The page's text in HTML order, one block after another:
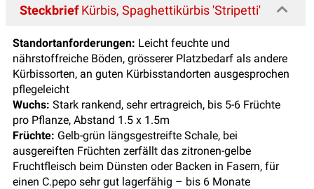
SteckbriefKürbis, Spaghettikürbis 'Stripetti'
Standortanforderungen: Leicht feuchte und
nährstoffreiche Böden, grösserer Platzbedarf als andere
Kürbissorten, an guten Kürbisstandorten ausgesprochen
pflegeleicht
Wuchs: Stark rankend, sehr ertragreich, bis 5-6 Früchte
pro Pflanze, Abstand 1.5 x 1.5m
Früchte: Gelb-grün längsgestreifte Schale, bei
ausgereiften Früchten zerfällt das zitronen-gelbe
Fruchtfleisch beim Dünsten oder Backen in Fasern, für
einen C.pepo sehr gut lagerfähig – bis 6 Monate